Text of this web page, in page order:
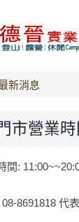
新消息
市營業時
間:
8691818 代